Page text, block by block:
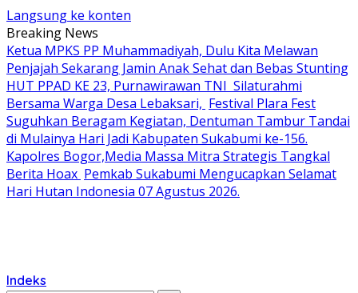
Langsung ke konten
Breaking News
Ketua MPKS PP Muhammadiyah, Dulu Kita Melawan
Penjajah Sekarang Jamin Anak Sehat dan Bebas Stunting
HUT PPAD KE 23, Purnawirawan TNI Silaturahmi
Bersama Warga Desa Lebaksari, Festival Plara Fest
Suguhkan Beragam Kegiatan, Dentuman Tambur Tandai
di Mulainya Hari Jadi Kabupaten Sukabumi ke-156.
Kapolres Bogor,Media Massa Mitra Strategis Tangkal
Berita Hoax Pemkab Sukabumi Mengucapkan Selamat
Hari Hutan Indonesia 07 Agustus 2026.
Indeks